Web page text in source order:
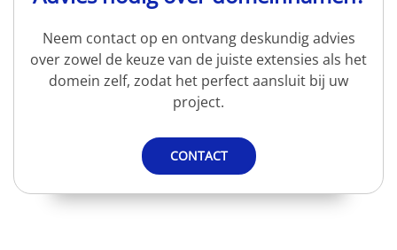
Neem contact op en ontvang deskundig advies
over zowel de keuze van de juiste extensies als het
domein zelf, zodat het perfect aansluit bij uw
project.
CONTACT